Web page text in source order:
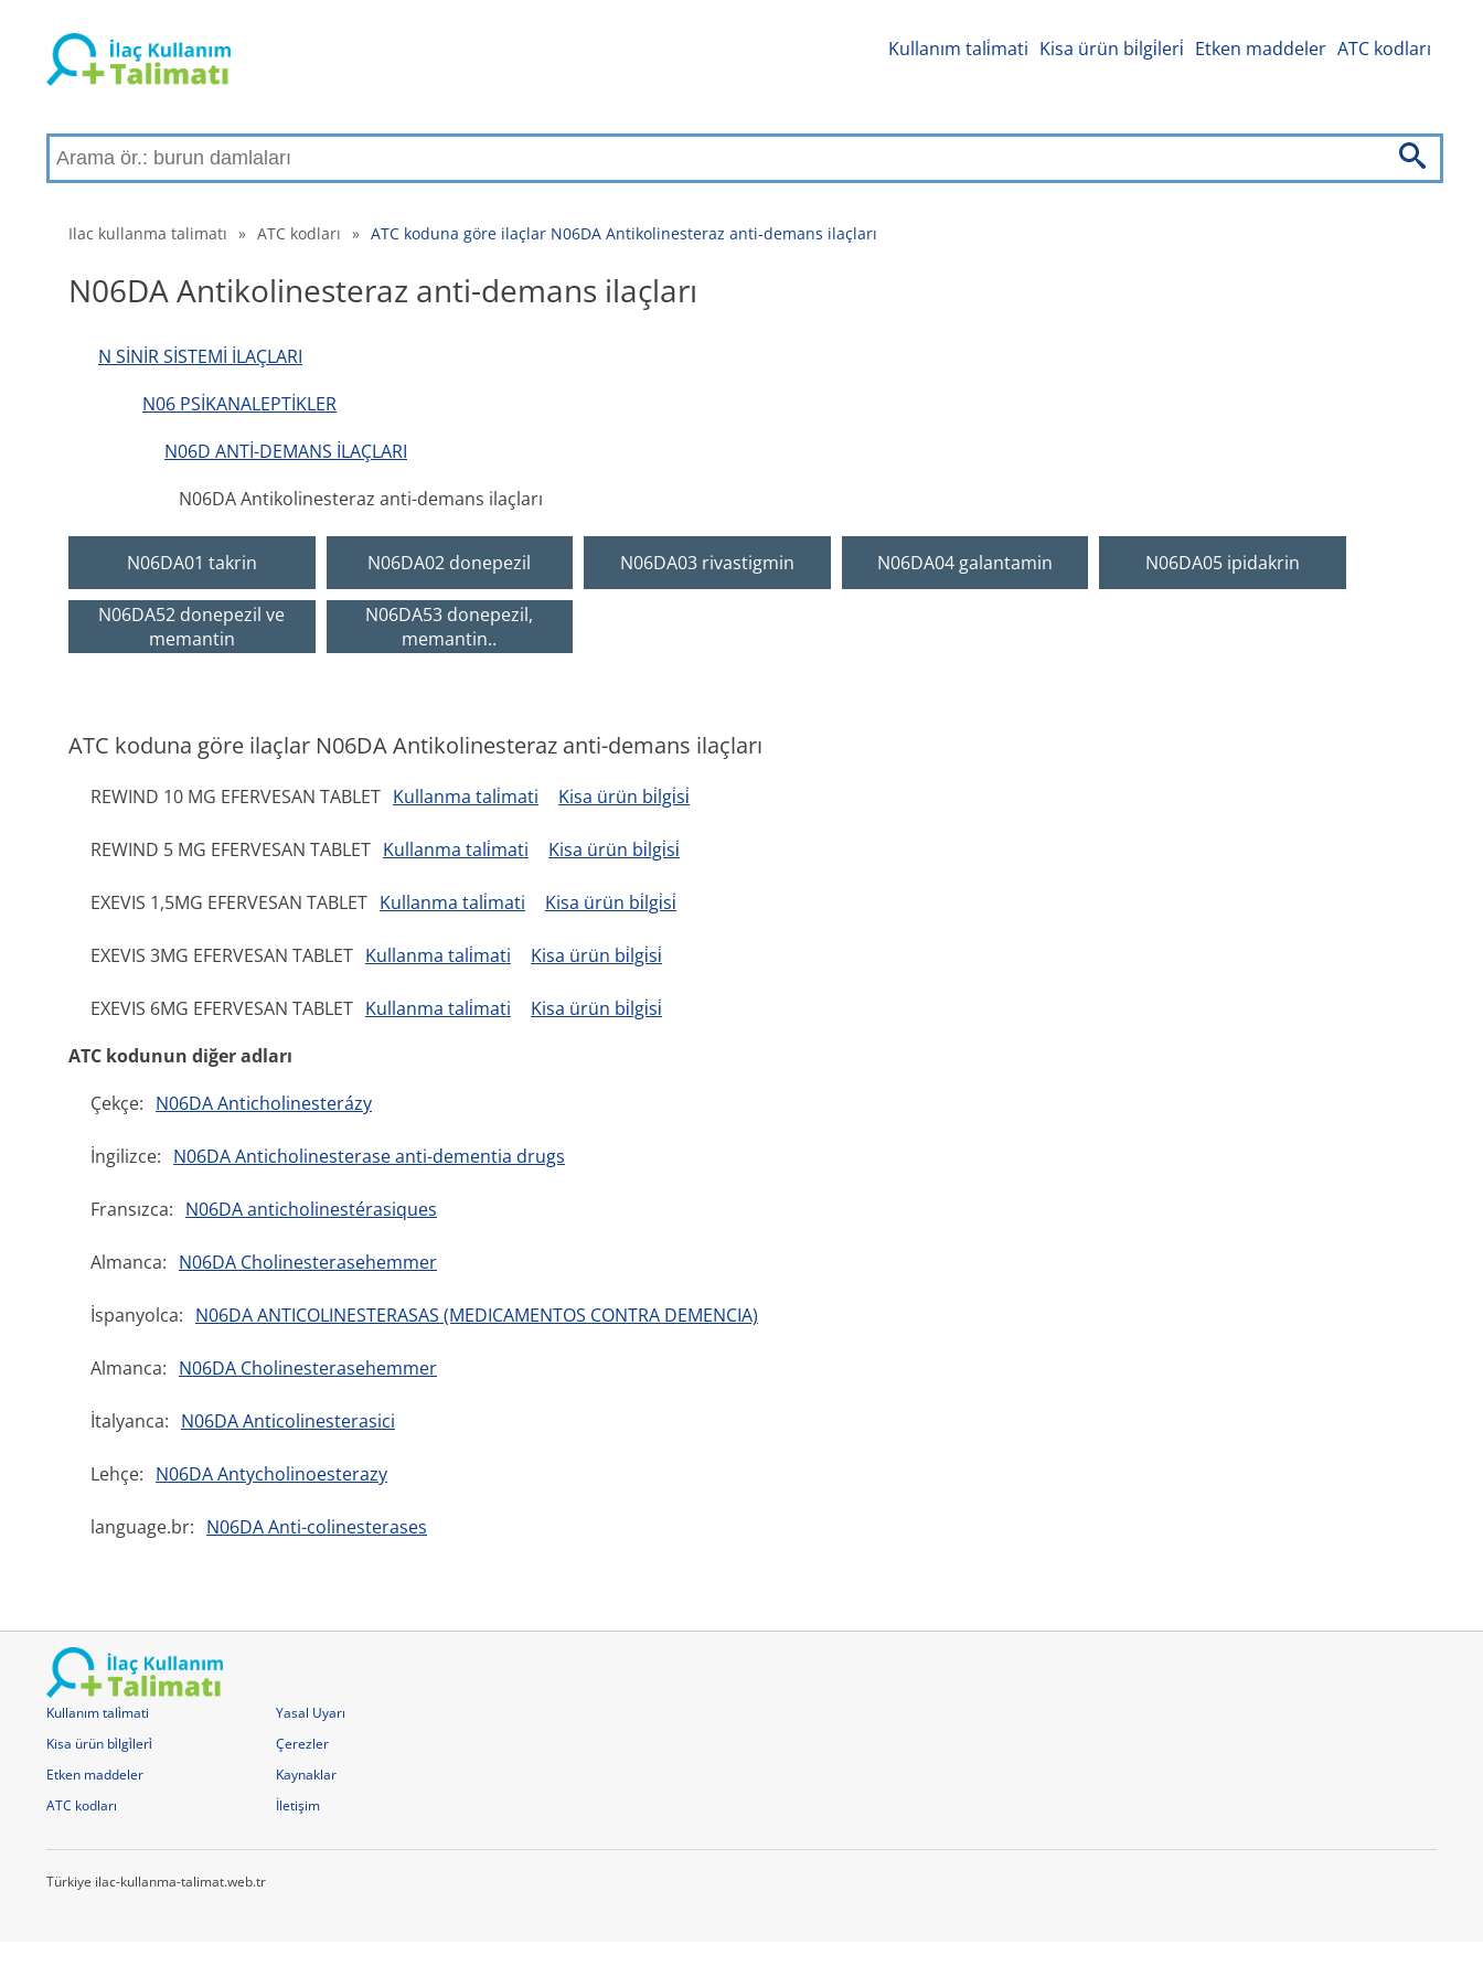
Kullanım tali̇mati Kisa ürün bi̇lgi̇leri̇ Etken maddeler ATC kodları
Ilac kullanma talimatı » ATC kodları » ATC koduna göre ilaçlar N06DA Antikolinesteraz anti-demans ilaçları
N06DA Antikolinesteraz anti-demans ilaçları
N SİNİR SİSTEMİ İLAÇLARI
N06 PSİKANALEPTİKLER
N06D ANTİ-DEMANS İLAÇLARI
N06DA Antikolinesteraz anti-demans ilaçları
N06DA01 takrin N06DA02 donepezil N06DA03 rivastigmin N06DA04 galantamin N06DA05 ipidakrin
N06DA52 donepezil ve
memantin
N06DA53 donepezil,
memantin..
ATC koduna göre ilaçlar N06DA Antikolinesteraz anti-demans ilaçları
REWIND 10 MG EFERVESAN TABLET Kullanma tali̇mati Kisa ürün bi̇lgi̇si̇
REWIND 5 MG EFERVESAN TABLET Kullanma tali̇mati Kisa ürün bi̇lgi̇si̇
EXEVIS 1,5MG EFERVESAN TABLET Kullanma tali̇mati Kisa ürün bi̇lgi̇si̇
EXEVIS 3MG EFERVESAN TABLET Kullanma tali̇mati Kisa ürün bi̇lgi̇si̇
EXEVIS 6MG EFERVESAN TABLET Kullanma tali̇mati
Kisa ürün bi̇lgi̇si̇
ATC kodunun diğer adları
Çekçe: N06DA Anticholinesterázy
İngilizce: N06DA Anticholinesterase anti-dementia drugs
Fransızca: N06DA anticholinestérasiques
Almanca: N06DA Cholinesterasehemmer
İspanyolca: N06DA ANTICOLINESTERASAS (MEDICAMENTOS CONTRA DEMENCIA)
Almanca: N06DA Cholinesterasehemmer
İtalyanca: N06DA Anticolinesterasici
Lehçe: N06DA Antycholinoesterazy
language.br: N06DA Anti-colinesterases
Kullanım tali̇mati
Kisa ürün bi̇lgi̇leri̇
Etken maddeler
ATC kodları
Yasal Uyarı
Çerezler
Kaynaklar
İletişim
Türkiye ilac-kullanma-talimat.web.tr